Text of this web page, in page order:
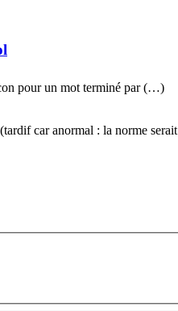
pour un mot terminé par (…)
car anormal : la norme serait